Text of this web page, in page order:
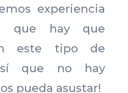
experiencia
que hay que
este tipo de
que no hay
pueda asustar!